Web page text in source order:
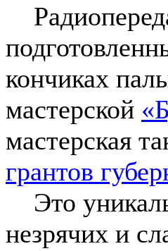
кончиках
мастерской
мастерская
грантов
Это
незрячих и